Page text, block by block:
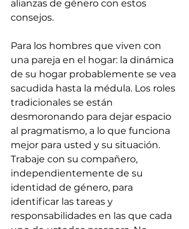
alianzas de género con estos
consejos.
Para los hombres que viven con
una pareja en el hogar: la dinámica
de su hogar probablemente se vea
sacudida hasta la médula. Los roles
tradicionales se están
desmoronando para dejar espacio
al pragmatismo, a lo que funciona
mejor para usted y su situación.
Trabaje con su compañero,
independientemente de su
identidad de género, para
identificar las tareas y
responsabilidades en las que cada